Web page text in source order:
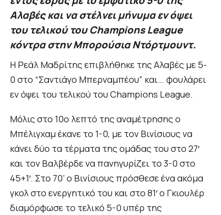
Αλαβές και να στέλνει μήνυμα εν όψει
του τελικού του Champions League
κόντρα στην Μπορούσια Ντόρτμουντ.
Η Ρεάλ Μαδρίτης επιβλήθηκε της Αλαβές με 5-
0 στο “Σαντιάγο Μπερναμπέου” και… φουλάρει
εν όψει του τελικού του Champions League.
Μόλις στο 10ο λεπτό της αναμέτρησης ο
Μπέλιγχαμ έκανε το 1-0, με τον Βινίσιους να
κάνει δύο τα τέρματα της ομάδας του στο 27′
και τον Βαλβέρδε να πανηγυρίζει το 3-0 στο
45+1′. Στο 70’ ο Βινίσιους πρόσθεσε ένα ακόμα
γκολ στο ενεργητικό του και στο 81′ ο Γκιουλέρ
διαμόρφωσε το τελικό 5-0 υπέρ της